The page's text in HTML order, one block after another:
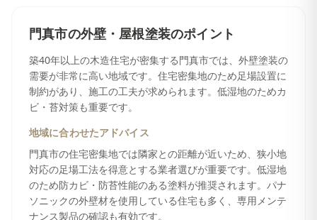
門真市の外壁・屋根塗装のポイント
築40年以上の木造住宅が密集する門真市では、外壁塗装の
需要が非常に高い地域です。住宅密集地のため足場設置に
制約があり、施工の工夫が求められます。低湿地のためカ
ビ・苔対策も重要です。
地域に合わせたアドバイス
門真市の住宅密集地では隣家との距離が近いため、狭小地
対応の足場工法を得意とする業者選びが重要です。低湿地
のため防カビ・防苔性能のある塗料が推奨されます。パナ
ソニックの外壁材を使用している住宅も多く、専用メンテ
ナンス製品の確認も有効です。